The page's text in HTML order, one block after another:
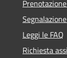
Leggi le FAQ
Richiesta